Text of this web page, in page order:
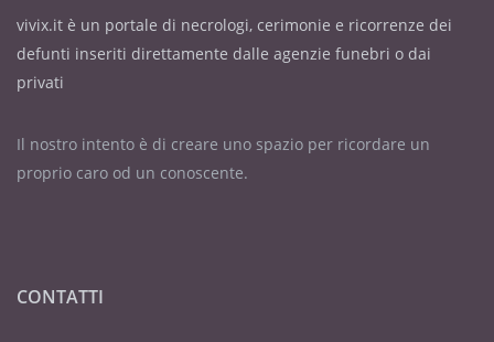
vivix.it è un portale di necrologi, cerimonie e ricorrenze dei
defunti inseriti direttamente dalle agenzie funebri o dai
privati
Il nostro intento è di creare uno spazio per ricordare un
proprio caro od un conoscente.
CONTATTI